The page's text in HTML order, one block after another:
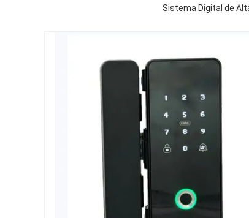
Sistema Digital de